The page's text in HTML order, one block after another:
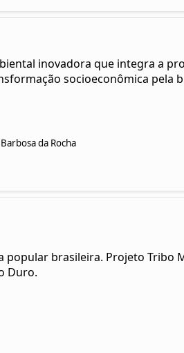
inovadora que integra a
socioeconômica pela
da Rocha
popular brasileira. Projeto Tribo
Duro.